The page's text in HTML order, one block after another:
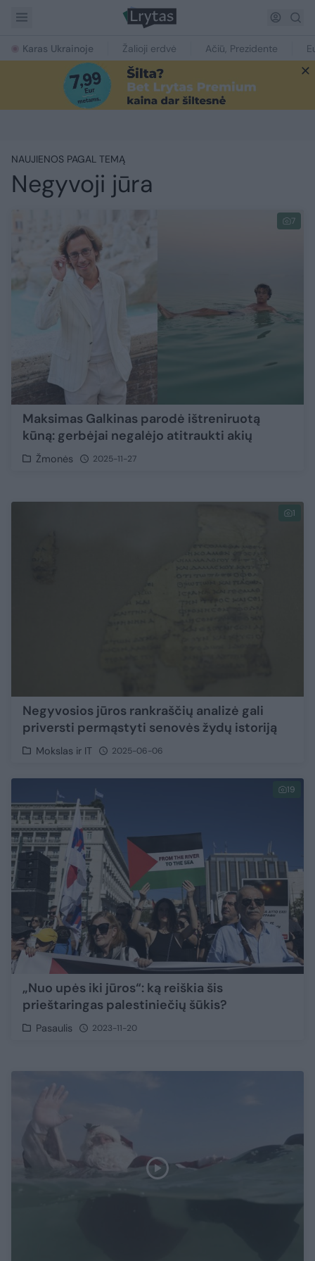
Karas Ukrainoje Žalioji erdvė Ačiū, Prezidente
NAUJIENOS PAGAL TEMĄ
Negyvoji jūra
7
Maksimas Galkinas parodė ištreniruotą
kūną: gerbėjai negalėjo atitraukti akių
Žmonės 2025-11-27
1
Negyvosios jūros rankraščių analizė gali
priversti permąstyti senovės žydų istoriją
Mokslas ir IT 2025-06-06
19
„Nuo upės iki jūros“: ką reiškia šis
prieštaringas palestiniečių šūkis?
Pasaulis 2023-11-20